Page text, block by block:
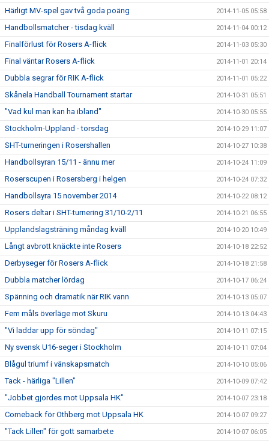
Härligt MV-spel gav två goda poäng 2014-11-05 05:58
Handbollsmatcher - tisdag kväll 2014-11-04 00:12
Finalförlust för Rosers A-flick 2014-11-03 05:30
Final väntar Rosers A-flick 2014-11-01 20:14
Dubbla segrar för RIK A-flick 2014-11-01 05:22
Skånela Handball Tournament startar 2014-10-31 05:51
"Vad kul man kan ha ibland" 2014-10-30 05:55
Stockholm-Uppland - torsdag 2014-10-29 11:07
SHT-turneringen i Rosershallen 2014-10-27 10:38
Handbollsyran 15/11 - ännu mer 2014-10-24 11:09
Roserscupen i Rosersberg i helgen 2014-10-24 07:32
Handbollsyra 15 november 2014 2014-10-22 08:12
Rosers deltar i SHT-turnering 31/10-2/11 2014-10-21 06:55
Upplandslagsträning måndag kväll 2014-10-20 10:49
Långt avbrott knäckte inte Rosers 2014-10-18 22:52
Derbyseger för Rosers A-flick 2014-10-18 21:58
Dubbla matcher lördag 2014-10-17 06:24
Spänning och dramatik när RIK vann 2014-10-13 05:07
Fem måls överläge mot Skuru 2014-10-13 04:43
"Vi laddar upp för söndag" 2014-10-11 07:15
Ny svensk U16-seger i Stockholm 2014-10-11 07:04
Blågul triumf i vänskapsmatch 2014-10-10 05:06
Tack - härliga "Lillen" 2014-10-09 07:42
"Jobbet gjordes mot Uppsala HK" 2014-10-07 23:18
Comeback för Othberg mot Uppsala HK 2014-10-07 09:27
"Tack Lillen" för gott samarbete 2014-10-07 06:05